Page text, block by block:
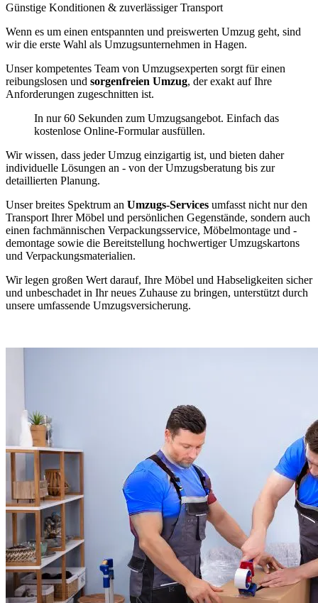
Günstige Konditionen & zuverlässiger Transport
Wenn es um einen entspannten und preiswerten Umzug geht, sind
wir die erste Wahl als Umzugsunternehmen in Hagen.
Unser kompetentes Team von Umzugsexperten sorgt für einen
reibungslosen und sorgenfreien Umzug, der exakt auf Ihre
Anforderungen zugeschnitten ist.
In nur 60 Sekunden zum Umzugsangebot. Einfach das
kostenlose Online-Formular ausfüllen.
Wir wissen, dass jeder Umzug einzigartig ist, und bieten daher
individuelle Lösungen an - von der Umzugsberatung bis zur
detaillierten Planung.
Unser breites Spektrum an Umzugs-Services umfasst nicht nur den
Transport Ihrer Möbel und persönlichen Gegenstände, sondern auch
einen fachmännischen Verpackungsservice, Möbelmontage und -
demontage sowie die Bereitstellung hochwertiger Umzugskartons
und Verpackungsmaterialien.
Wir legen großen Wert darauf, Ihre Möbel und Habseligkeiten sicher
und unbeschadet in Ihr neues Zuhause zu bringen, unterstützt durch
unsere umfassende Umzugsversicherung.